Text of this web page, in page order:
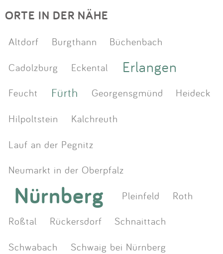
ORTE IN DER NÄHE
Altdorf Burgthann
Büchenbach
Cadolzburg
Eckental Erlangen
Feucht Fürth Georgensgmünd
Heideck
Hilpoltstein
Kalchreuth
Lauf an der Pegnitz
Neumarkt in der Oberpfalz
Nürnberg Pleinfeld
Roth
Roßtal
Rückersdorf
Schnaittach
Schwabach
Schwaig bei Nürnberg